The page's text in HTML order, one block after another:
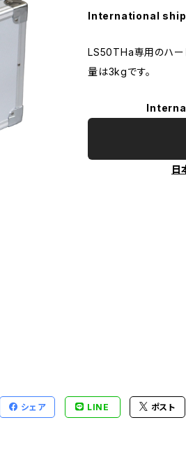
International
LS50THa専用のハー
量は3kgです。
日
シェア LINE ポスト